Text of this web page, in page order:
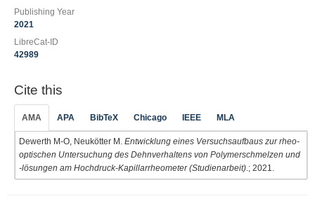
Publishing Year
2021
LibreCat-ID
42989
Cite this
AMA APA BibTeX Chicago IEEE MLA
Dewerth M-O, Neukötter M. Entwicklung eines Versuchsaufbaus zur rheo-
optischen Untersuchung des Dehnverhaltens von Polymerschmelzen und
-lösungen am Hochdruck-Kapillarrheometer (Studienarbeit) .; 2021.